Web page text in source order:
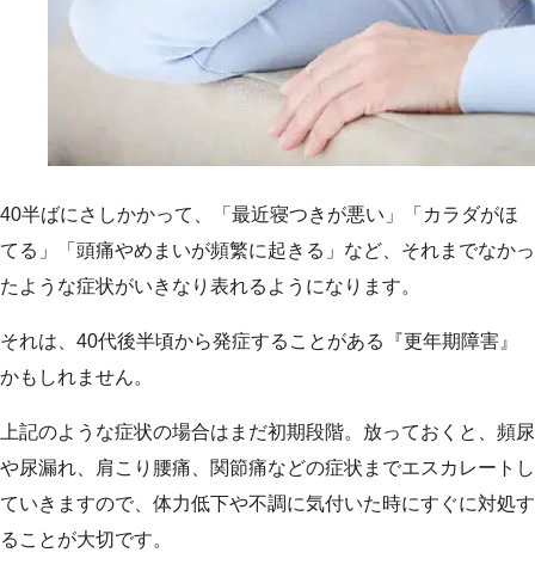
40半ばにさしかかって、「最近寝つきが悪い」「カラダがほ
てる」「頭痛やめまいが頻繁に起きる」など、それまでなかっ
たような症状がいきなり表れるようになります。
それは、40代後半頃から発症することがある『更年期障害』
かもしれません。
上記のような症状の場合はまだ初期段階。放っておくと、頻尿
や尿漏れ、肩こり腰痛、関節痛などの症状までエスカレートし
ていきますので、体力低下や不調に気付いた時にすぐに対処す
ることが大切です。